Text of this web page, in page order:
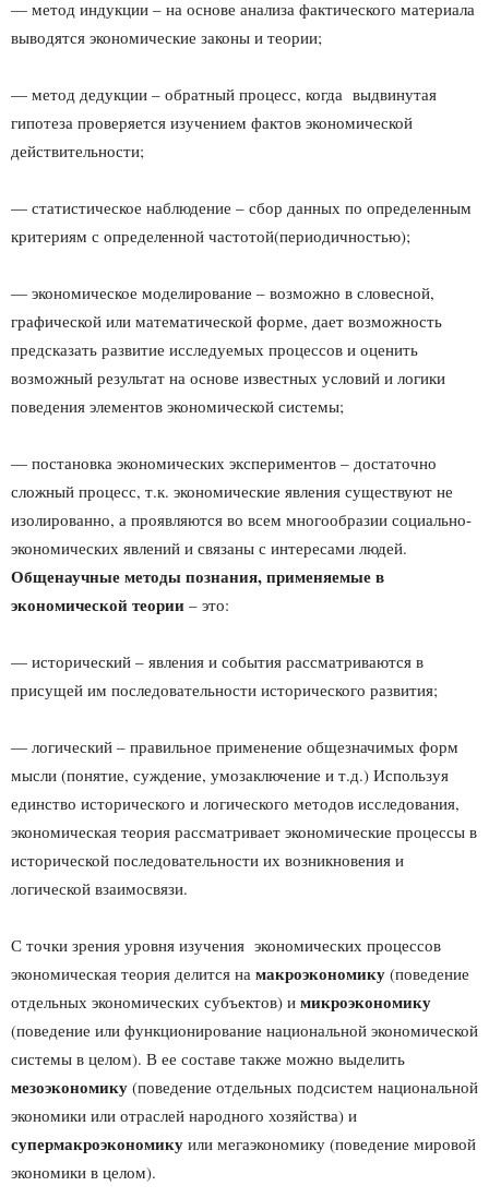
— метод индукции – на основе анализа фактического материала
выводятся экономические законы и теории;
— метод дедукции – обратный процесс, когда выдвинутая
гипотеза проверяется изучением фактов экономической
действительности;
— статистическое наблюдение – сбор данных по определенным
критериям с определенной частотой(периодичностью);
— экономическое моделирование – возможно в словесной,
графической или математической форме, дает возможность
предсказать развитие исследуемых процессов и оценить
возможный результат на основе известных условий и логики
поведения элементов экономической системы;
— постановка экономических экспериментов – достаточно
сложный процесс, т.к. экономические явления существуют не
изолированно, а проявляются во всем многообразии социально-
экономических явлений и связаны с интересами людей.
Общенаучные методы познания, применяемые в
экономической теории – это:
— исторический – явления и события рассматриваются в
присущей им последовательности исторического развития;
— логический – правильное применение общезначимых форм
мысли (понятие, суждение, умозаключение и т.д.) Используя
единство исторического и логического методов исследования,
экономическая теория рассматривает экономические процессы в
исторической последовательности их возникновения и
логической взаимосвязи.
С точки зрения уровня изучения экономических процессов
экономическая теория делится на макроэкономику (поведение
отдельных экономических субъектов) и микроэкономику
(поведение или функционирование национальной экономической
системы в целом). В ее составе также можно выделить
мезоэкономику (поведение отдельных подсистем национальной
экономики или отраслей народного хозяйства) и
супермакроэкономику или мегаэкономику (поведение мировой
экономики в целом).